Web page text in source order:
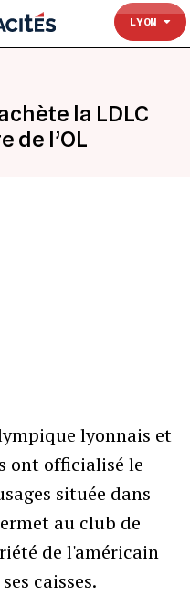
LYON
TOULOUSE
la LDLC
de l’OL
lyonnais et
ont officialisé le
située dans
au club de
de l'américain
caisses.